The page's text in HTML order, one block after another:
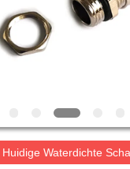
Huidige Waterdichte